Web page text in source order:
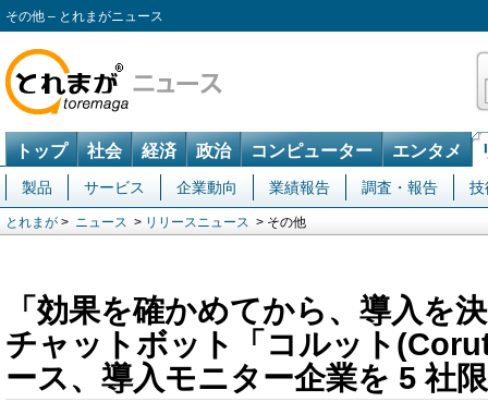
その他 – とれまがニュース
トップ 社会 経済 政治 コンピューター エンタメ
製品 サービス 企業動向 業績報告 調査・報告 技
とれまが > ニュース > リリースニュース > その他
「効果を確かめてから、導入を
チャットボット「コルット
ース、導入モニター企業を 5 社